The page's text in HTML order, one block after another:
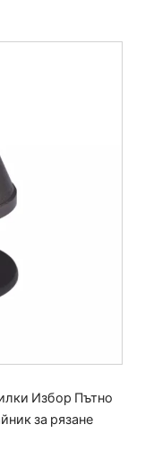
Избор Пътно
за рязане